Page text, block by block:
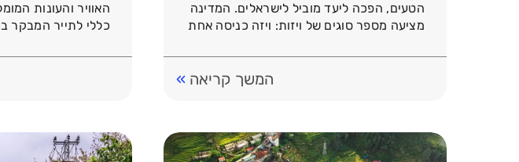
הטעים, הפכה ליעד מוביל לישראלים. המדינה
מציעה מספר סוגים של ויזות: ויזה כניסה אחת
המשך קריאה »
האוויר והעונות
כללי לתייר המבקר